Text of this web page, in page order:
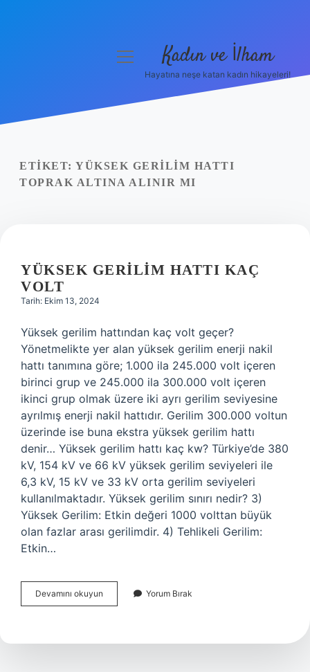
Yasal Uyarı
menüyü
Kadın ve İlham
Hayatına neşe katan kadın hikayeleri!
ETIKET: YÜKSEK GERILIM HATTI
TOPRAK ALTINA ALINIR MI
YÜKSEK GERILIM HATTI KAÇ
VOLT
Tarih: Ekim 13, 2024
Yüksek gerilim hattından kaç volt geçer?
Yönetmelikte yer alan yüksek gerilim enerji nakil
hattı tanımına göre; 1.000 ila 245.000 volt içeren
birinci grup ve 245.000 ila 300.000 volt içeren
ikinci grup olmak üzere iki ayrı gerilim seviyesine
ayrılmış enerji nakil hattıdır. Gerilim 300.000 voltun
üzerinde ise buna ekstra yüksek gerilim hattı
denir… Yüksek gerilim hattı kaç kw? Türkiye’de 380
kV, 154 kV ve 66 kV yüksek gerilim seviyeleri ile
6,3 kV, 15 kV ve 33 kV orta gerilim seviyeleri
kullanılmaktadır. Yüksek gerilim sınırı nedir? 3)
Yüksek Gerilim: Etkin değeri 1000 volttan büyük
olan fazlar arası gerilimdir. 4) Tehlikeli Gerilim:
Etkin…
Devamını okuyun
Gerilim
Volt
Yorum Bırak